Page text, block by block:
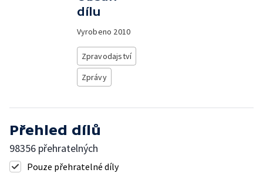
dílu
Vyrobeno 2010
Zpravodajství
Zprávy
Přehled dílů
98356 přehratelných
Pouze přehratelné díly